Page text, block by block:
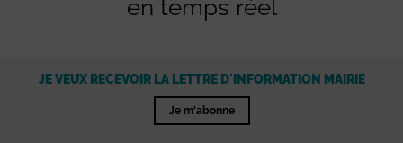
en temps réel
JE VEUX RECEVOIR LA LETTRE D'INFORMATION MAIRIE
Je m'abonne